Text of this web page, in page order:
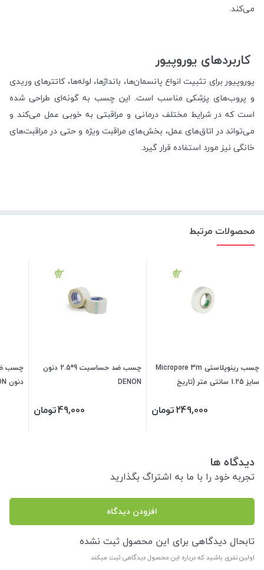
می‌کند.
کاربردهای یوروپیور
یوروپیور برای تثبیت انواع پانسمان‌ها، بانداژها، لوله‌ها، کاتترهای وریدی
و پروب‌های پزشکی مناسب است. این چسب به گونه‌ای طراحی شده
است که در شرایط مختلف درمانی و مراقبتی به خوبی عمل می‌کند و
می‌تواند در اتاق‌های عمل، بخش‌های مراقبت ویژه و حتی در مراقبت‌های
خانگی نیز مورد استفاده قرار گیرد.
محصولات مرتبط
چسب رینوپلاستی Micropore 3m
سایز 1.25 سانتی متر (تاریخ
249,000تومان
چسب ضد حساسیت 9*2.5 دنون
DENON
49,000تومان
دنون DENON
دیدگاه ها
تجربه خود را با ما به اشتراگ بگذارید
افزودن دیدگاه
تابحال دیدگاهی برای این محصول ثبت نشده
اولین نفری باشید که درباره این محصول دیدگاهی ثبت میکند